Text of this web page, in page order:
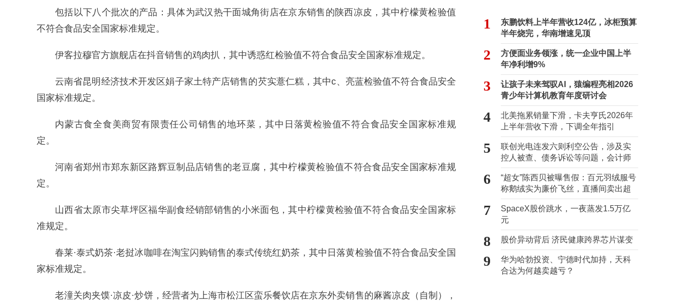
包括以下八个批次的产品：具体为武汉热干面城角街店在京东销售的陕西凉皮，其中柠檬黄检验值
不符合食品安全国家标准规定。
伊客拉穆官方旗舰店在抖音销售的鸡肉扒，其中诱惑红检验值不符合食品安全国家标准规定。
云南省昆明经济技术开发区娟子家土特产店销售的芡实薏仁糕，其中c、亮蓝检验值不符合食品安全
国家标准规定。
内蒙古食全食美商贸有限责任公司销售的地环菜，其中日落黄检验值不符合食品安全国家标准规
定。
河南省郑州市郑东新区路辉豆制品店销售的老豆腐，其中柠檬黄检验值不符合食品安全国家标准规
定。
山西省太原市尖草坪区福华副食经销部销售的小米面包，其中柠檬黄检验值不符合食品安全国家标
准规定。
春莱·泰式奶茶·老挝冰咖啡在淘宝闪购销售的泰式传统红奶茶，其中日落黄检验值不符合食品安全国
家标准规定。
老潼关肉夹馍·凉皮·炒饼，经营者为上海市松江区蛮乐餐饮店在京东外卖销售的麻酱凉皮（自制），
1
东鹏饮料上半年营收124亿，冰柜预算
半年烧完，华南增速见顶
2
方便面业务领涨，统一企业中国上半
年净利增9%
3
让孩子未来驾驭AI，猿编程亮相2026
青少年计算机教育年度研讨会
4
北美拖累销量下滑，卡夫亨氏2026年
上半年营收下滑，下调全年指引
5
联创光电连发六则利空公告，涉及实
控人被查、债务诉讼等问题，会计师
事务所曾出具“保留意见”
6
“超女”陈西贝被曝售假：百元羽绒服号
称鹅绒实为廉价飞丝，直播间卖出超
百万元
7
SpaceX股价跳水，一夜蒸发1.5万亿
元
8 股价异动背后 济民健康跨界芯片谋变
9
华为哈勃投资、宁德时代加持，天科
合达为何越卖越亏？